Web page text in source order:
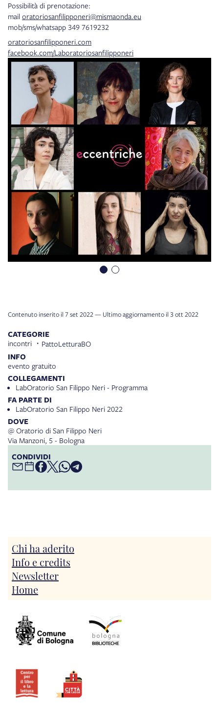
Possibilità di prenotazione:
mail oratoriosanfilipponeri@mismaonda.eu
mob/sms/whatsapp 349 7619232
oratoriosanfilipponeri.com
facebook.com/Laboratoriosanfilipponeri
CATEGORIE
incontri PattoLetturaBO
INFO
evento gratuito
COLLEGAMENTI
LabOratorio San Filippo Neri - Programma
FA PARTE DI
LabOratorio San Filippo Neri 2022
DOVE
@ Oratorio di San Filippo Neri
Via Manzoni, 5 - Bologna
CONDIVIDI
Contenuto inserito il 7 set 2022 — Ultimo aggiornamento il 3 ott 2022
Chi ha aderito
Info e credits
Newsletter
Home